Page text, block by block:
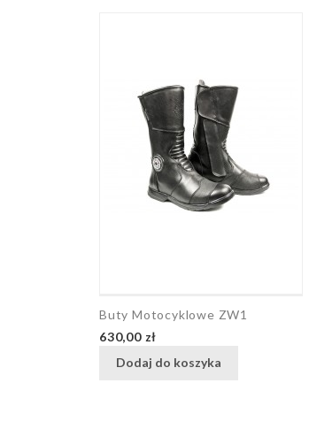
Buty Motocyklowe ZW1
Cena
630,00 zł
Dodaj do koszyka